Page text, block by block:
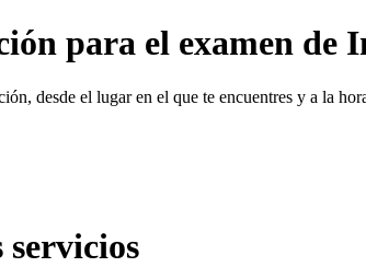
para el examen de
desde el lugar en el que te encuentres y a la
servicios